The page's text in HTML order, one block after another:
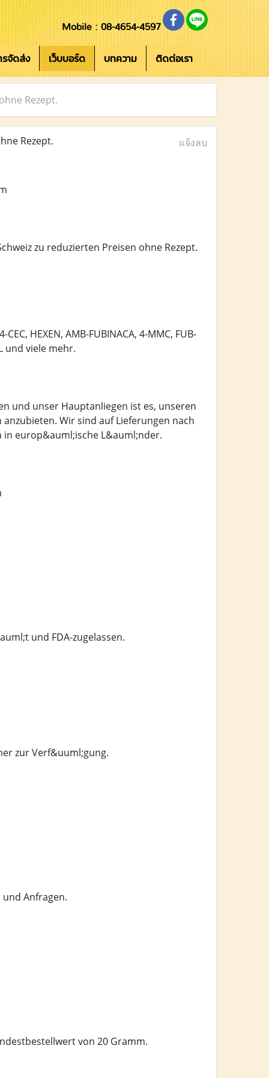
Mobile : 08-4654-4597
รจัดส่ง เว็บบอร์ด บทความ ติดต่อเรา
Rezept.
Rezept. แจ้งลบ
zu reduzierten Preisen ohne Rezept.
HEXEN, AMB-FUBINACA, 4-MMC, FUB-
und viele mehr.
und unser Hauptanliegen ist es, unseren
Wir sind auf Lieferungen nach
in europ&auml;ische L&auml;nder.
und FDA-zugelassen.
zur Verf&uuml;gung.
Anfragen.
von 20 Gramm.